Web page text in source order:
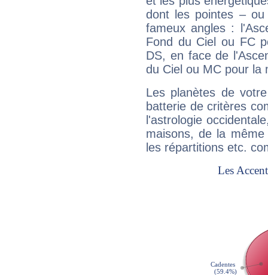
dont les pointes –
fameux angles :
Fond du Ciel ou FC
DS, en face de
du Ciel ou MC pour la
Les planètes de
batterie de critères
l'astrologie
maisons, de la
les répartitions etc.